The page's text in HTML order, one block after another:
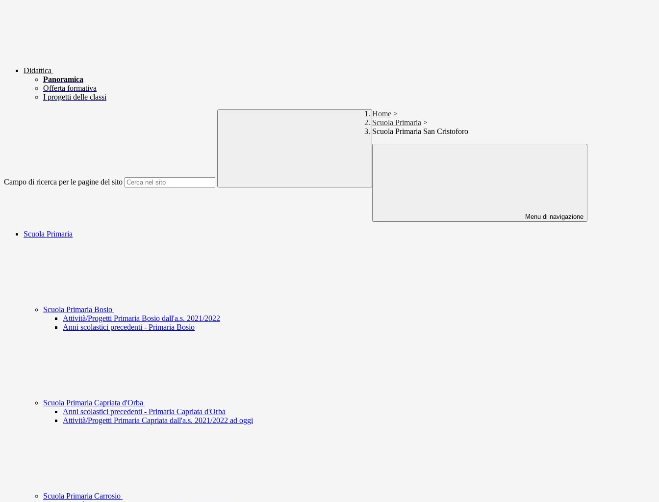
Didattica
Panoramica
Offerta formativa
I progetti delle classi
Campo di ricerca per le pagine del sito
Home >
Scuola Primaria >
Scuola Primaria San Cristoforo
Menu di navigazione
Scuola Primaria
Scuola Primaria Bosio
Attività/Progetti Primaria Bosio dall'a.s. 2021/2022
Anni scolastici precedenti - Primaria Bosio
Scuola Primaria Capriata d'Orba
Anni scolastici precedenti - Primaria Capriata d'Orba
Attività/Progetti Primaria Capriata dall'a.s. 2021/2022 ad oggi
Scuola Primaria Carrosio